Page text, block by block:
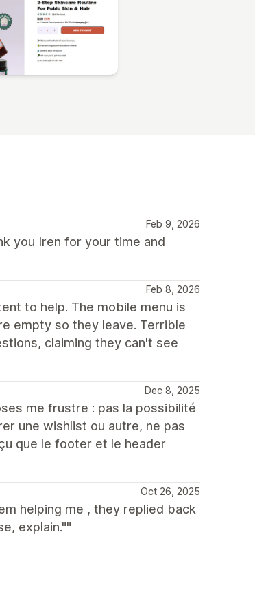
Feb 9, 2026
you Iren for your time and
Feb 8, 2026
to help. The mobile menu is
empty so they leave. Terrible
claiming they can't see
Dec 8, 2025
me frustre : pas la possibilité
une wishlist ou autre, ne pas
que le footer et le header
Oct 26, 2025
helping me , they replied back
explain.""